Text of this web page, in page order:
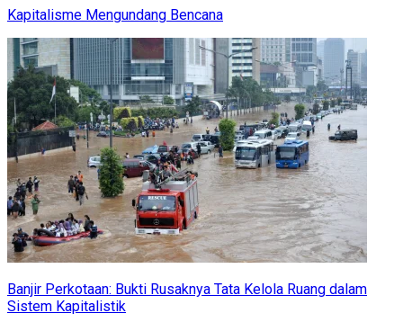
Kapitalisme Mengundang Bencana
Banjir Perkotaan: Bukti Rusaknya Tata Kelola Ruang dalam
Sistem Kapitalistik